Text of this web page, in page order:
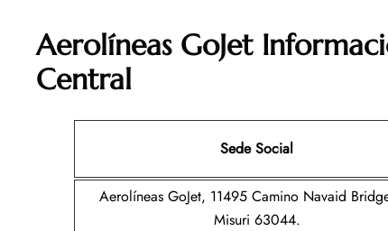
Aerolíneas GoJet
Central
Sede Social
Aerolíneas GoJet, 11495 Camino Navaid
Misuri 63044.